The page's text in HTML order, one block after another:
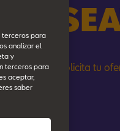
Solicita tu
terceros para
analizar el
y
terceros para
aceptar,
saber